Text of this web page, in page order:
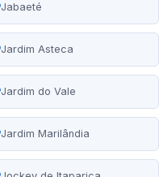
Jabaeté
Jardim Asteca
Jardim do Vale
Jardim Marilândia